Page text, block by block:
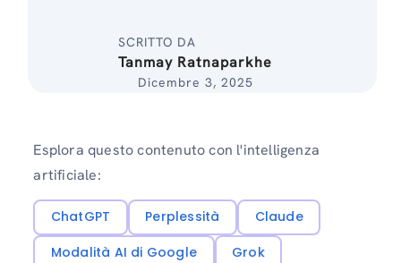
SCRITTO DA
Tanmay Ratnaparkhe
Dicembre 3, 2025
Esplora questo contenuto con l'intelligenza
artificiale:
ChatGPT Perplessità
Claude
Modalità AI di Google
Grok